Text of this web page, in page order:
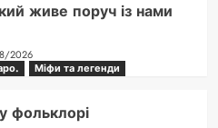
живе поруч із нами
2026
Міфи та легенди
фольклорі